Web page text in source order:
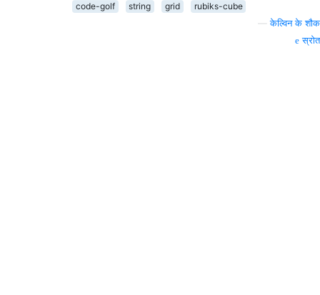
code-golf string grid
rubiks-cube
—केल्विन के शौक
स्रोत